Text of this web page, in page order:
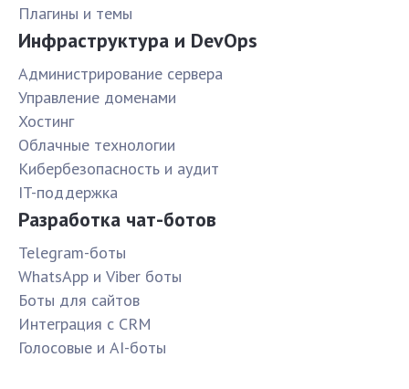
Плагины и темы
Инфраструктура и DevOps
Администрирование сервера
Управление доменами
Хостинг
Облачные технологии
Кибербезопасность и аудит
IT-поддержка
Разработка чат-ботов
Telegram-боты
WhatsApp и Viber боты
Боты для сайтов
Интеграция с CRM
Голосовые и AI-боты